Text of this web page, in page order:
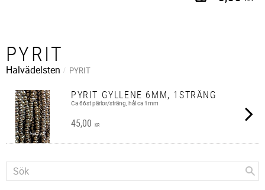
PYRIT
Halvädelsten PYRIT
PYRIT GYLLENE 6MM, 1STRÄNG
Ca 66st pärlor/sträng, hål ca 1mm
45,00 KR